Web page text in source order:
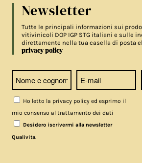
Newsletter
Tutte le principali informazioni sui
vitivinicoli DOP IGP STG italiani e sulle
direttamente nella tua casella di posta
privacy policy
Ho letto la privacy policy ed esprimo il
mio consenso al trattamento dei dati
Desidero iscrivermi alla newsletter
Qualivita